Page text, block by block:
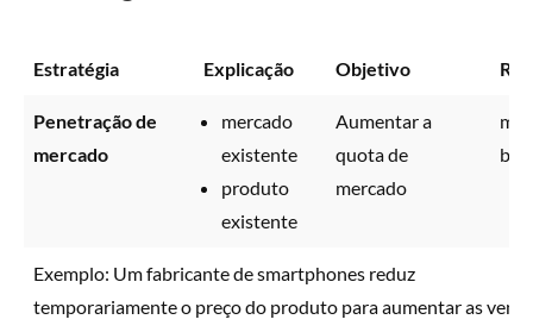
Estratégia Explicação Objetivo
Penetração de
mercado
mercado
existente
produto
existente
Aumentar a
quota de
mercado
Exemplo: Um fabricante de smartphones reduz
temporariamente o preço do produto para aumentar as